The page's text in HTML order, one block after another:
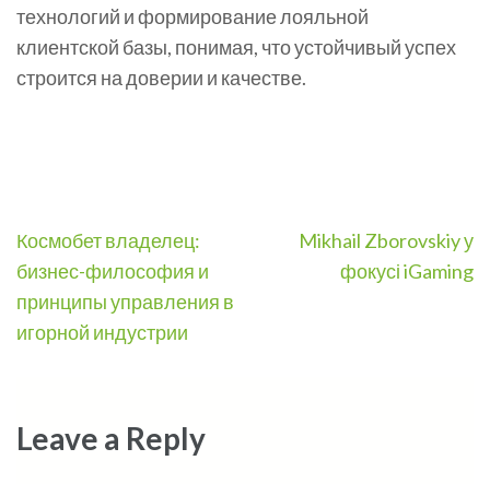
технологий и формирование лояльной
клиентской базы, понимая, что устойчивый успех
строится на доверии и качестве.
Post
navigation
Космобет владелец:
бизнес-философия и
принципы управления в
игорной индустрии
Mikhail Zborovskiy у
фокусі iGaming
Leave a Reply